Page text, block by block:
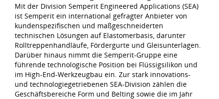
Mit der Division Semperit Engineered Applications (SEA)
ist Semperit ein international gefragter Anbieter von
kundenspezifischen und maßgeschneiderten
technischen Lösungen auf Elastomerbasis, darunter
Rolltreppenhandläufe, Fördergurte und Gleisunterlagen.
Darüber hinaus nimmt die Semperit-Gruppe eine
führende technologische Position bei Flüssigsilikon und
im High-End-Werkzeugbau ein. Zur stark innovations-
und technologiegetriebenen SEA-Division zählen die
Geschäftsbereiche Form und Belting sowie die im Jahr